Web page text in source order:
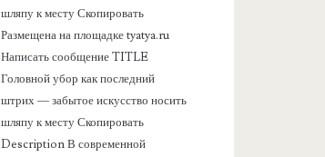
шляпу к месту Скопировать
Размещена на площадке tyatya.ru
Написать сообщение TITLE
Головной убор как последний
штрих — забытое искусство носить
шляпу к месту Скопировать
Description В современной